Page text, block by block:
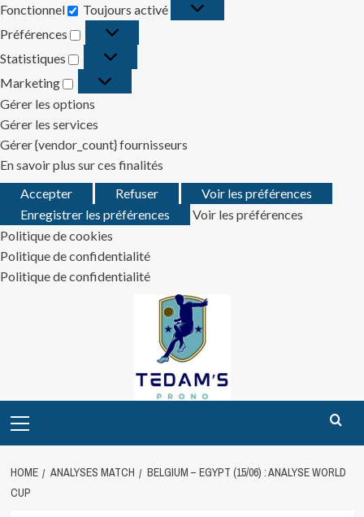
Fonctionnel
Fonctionnel
Toujours activé
Préférences
Préférences
Statistiques
Statistiques
Marketing
Marketing
Gérer les options
Gérer les services
Gérer {vendor_count} fournisseurs
En savoir plus sur ces finalités
Accepter
Refuser
Voir les préférences
Enregistrer les préférences
Voir les préférences
Politique de cookies
Politique de confidentialité
Politique de confidentialité
Menu
HOME ANALYSES MATCH
BELGIUM – EGYPT (15/06) : ANALYSE WORLD
CUP